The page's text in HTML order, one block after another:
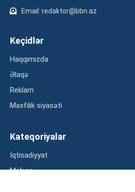
Email: redaktor@bbn.az
Keçidlər
Haqqımızda
Əlaqə
Reklam
Məxfilik siyasəti
Kateqoriyalar
İqtisadiyyat
Maliyyə